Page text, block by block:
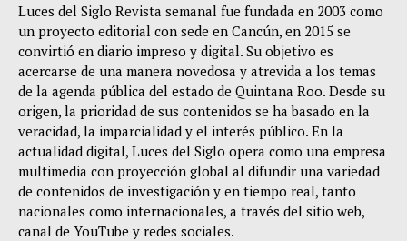
Luces del Siglo Revista semanal fue fundada en 2003 como
un proyecto editorial con sede en Cancún, en 2015 se
convirtió en diario impreso y digital. Su objetivo es
acercarse de una manera novedosa y atrevida a los temas
de la agenda pública del estado de Quintana Roo. Desde su
origen, la prioridad de sus contenidos se ha basado en la
veracidad, la imparcialidad y el interés público. En la
actualidad digital, Luces del Siglo opera como una empresa
multimedia con proyección global al difundir una variedad
de contenidos de investigación y en tiempo real, tanto
nacionales como internacionales, a través del sitio web,
canal de YouTube y redes sociales.